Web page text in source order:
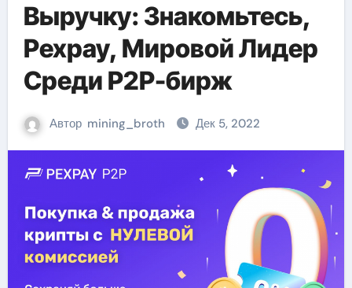
Выручку: Знакомьтесь,
Pexpay, Мировой Лидер
Среди P2P-бирж
Автор mining_broth Дек 5, 2022